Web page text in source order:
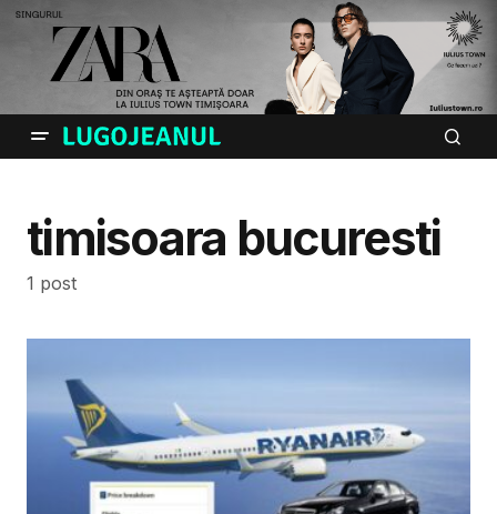
timisoara bucuresti
1 post